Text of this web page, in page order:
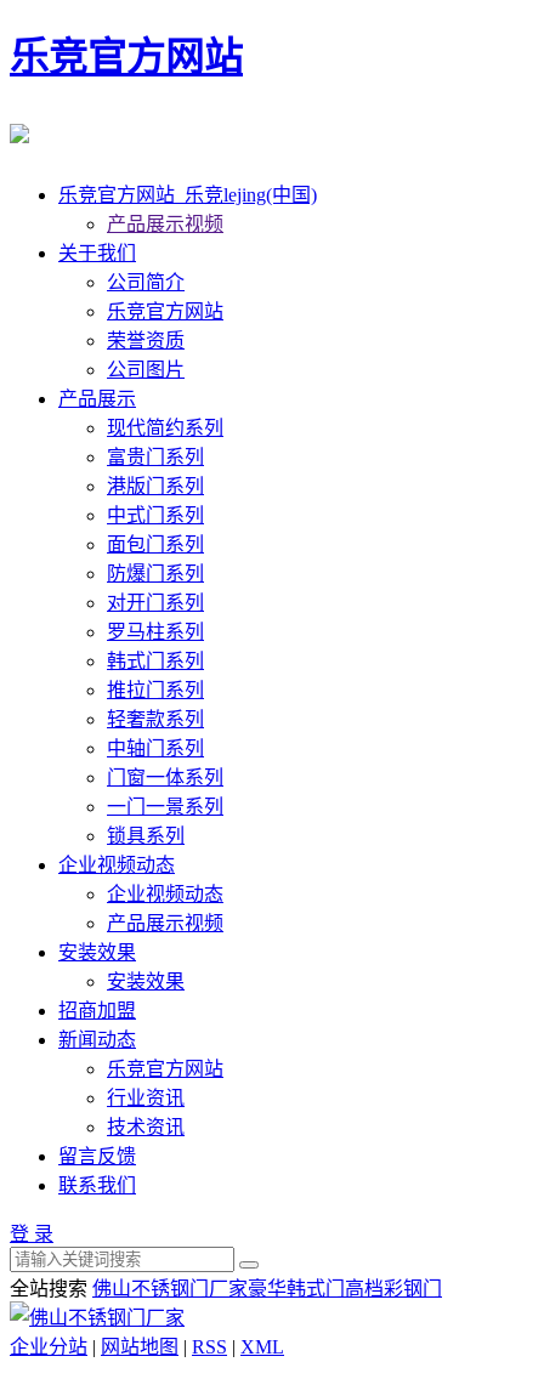
乐竞官方网站
乐竞官方网站_乐竞lejing(中国)
产品展示视频
关于我们
公司简介
乐竞官方网站
荣誉资质
公司图片
产品展示
现代简约系列
富贵门系列
港版门系列
中式门系列
面包门系列
防爆门系列
对开门系列
罗马柱系列
韩式门系列
推拉门系列
轻奢款系列
中轴门系列
门窗一体系列
一门一景系列
锁具系列
企业视频动态
企业视频动态
产品展示视频
安装效果
安装效果
招商加盟
新闻动态
乐竞官方网站
行业资讯
技术资讯
留言反馈
联系我们
登 录
全站搜索 佛山不锈钢门厂家豪华韩式门 高档彩钢门
企业分站 | 网站地图 | RSS | XML